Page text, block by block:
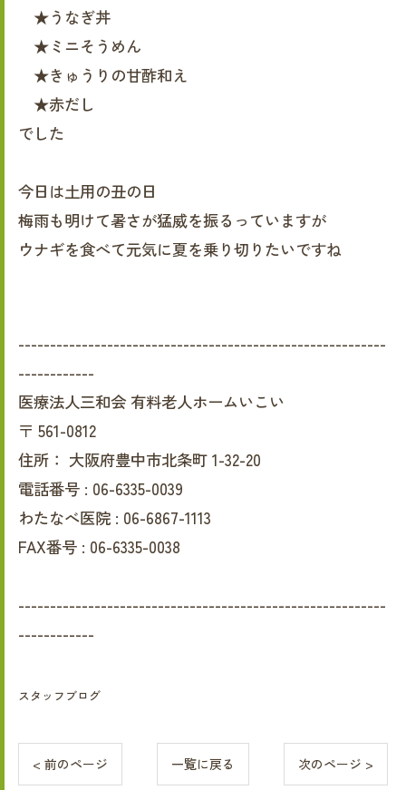
★うなぎ丼
★ミニそうめん
★きゅうりの甘酢和え
★赤だし
でした
今日は土用の丑の日
梅雨も明けて暑さが猛威を振るっていますが
ウナギを食べて元気に夏を乗り切りたいですね
----------------------------------------------------------
------------
医療法人三和会 有料老人ホームいこい
〒 561-0812
住所： 大阪府豊中市北条町 1-32-20
電話番号 : 06-6335-0039
わたなべ医院 : 06-6867-1113
FAX番号 : 06-6335-0038
----------------------------------------------------------
------------
スタッフブログ
< 前のページ 一覧に戻る 次のページ >